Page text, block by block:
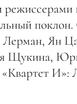
Ян
Щукина,
И»: